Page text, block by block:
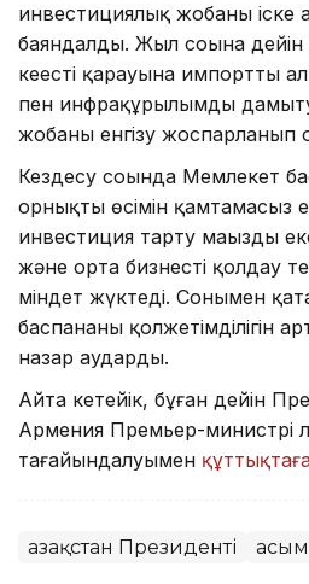
инвестициялық жобаны іске
баяндалды. Жыл соңына
кеңестің қарауына импортты
пен инфрақұрылымды
жобаны енгізу жоспарланып
Кездесу соңында Мемлекет
орнықты өсімін қамтамасыз
инвестиция тарту маңызды
және орта бизнесті қолдау
міндет жүктеді. Сонымен
баспананың қолжетімділігін
назар аударды.
Айта кетейік, бұған дейін
Армения Премьер-министрі
тағайындалуымен
Қазақстан Президенті